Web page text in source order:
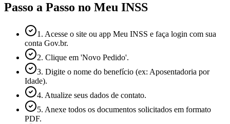
Passo a Passo no Meu INSS
1. Acesse o site ou app Meu INSS e faça login com sua
conta Gov.br.
2. Clique em 'Novo Pedido'.
3. Digite o nome do benefício (ex: Aposentadoria por
Idade).
4. Atualize seus dados de contato.
5. Anexe todos os documentos solicitados em formato
PDF.